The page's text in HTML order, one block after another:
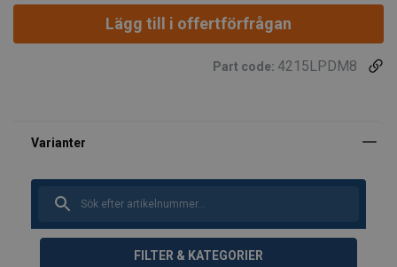
Lägg till i offertförfrågan
Part code: 4215LPDM8
FILTER & KATEGORIER